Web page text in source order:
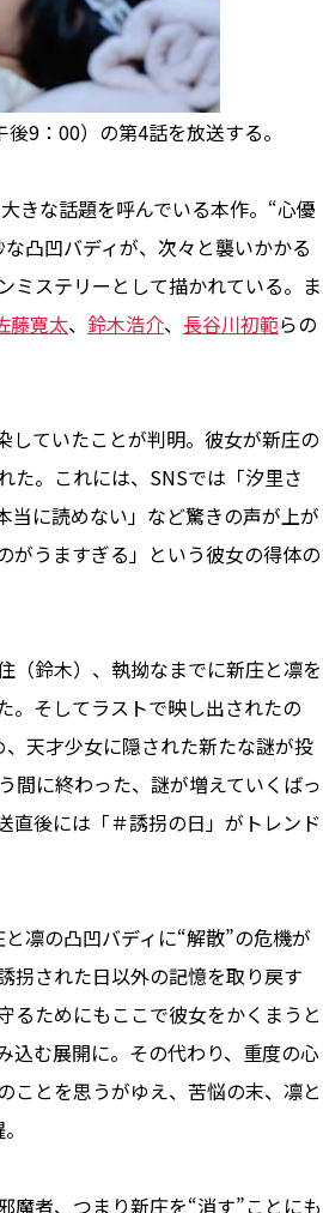
9：00）の第4話を放送する。
きな話題を呼んでいる本作。“心優
凸凹バディが、次々と襲いかかる
ミステリーとして描かれている。ま
藤寛太、 鈴木浩介、 長谷川初範らの
ていたことが判明。彼女が新庄の
た。これには、SNSでは「汐里さ
に読めない」など驚きの声が上が
がうますぎる」という彼女の得体の
（鈴木）、執拗なまでに新庄と凛を
。そしてラストで映し出されたの
天才少女に隠された新たな謎が投
間に終わった、謎が増えていくばっ
直後には「＃誘拐の日」がトレンド
凛の凸凹バディに“解散”の危機が
拐された日以外の記憶を取り戻す
るためにもここで彼女をかくまうと
込む展開に。その代わり、重度の心
ことを思うがゆえ、苦悩の末、凛と
者、つまり新庄を“消す”ことにも